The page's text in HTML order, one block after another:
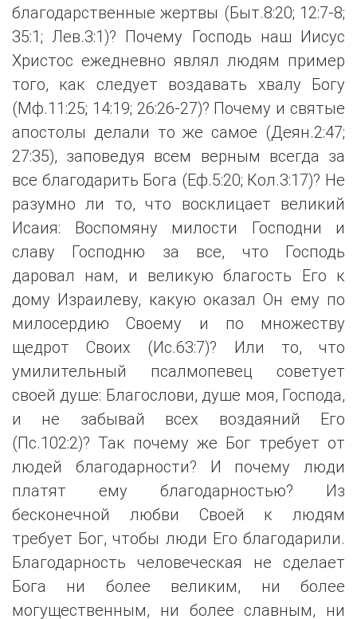
благодарственные жертвы (Быт.8:20; 12:7-8;
35:1; Лев.3:1)? Почему Господь наш Иисус
Христос ежедневно являл людям пример
того, как следует воздавать хвалу Богу
(Мф.11:25; 14:19; 26:26-27)? Почему и святые
апостолы делали то же самое (Деян.2:47;
27:35), заповедуя всем верным всегда за
все благодарить Бога (Еф.5:20; Кол.3:17)? Не
разумно ли то, что восклицает великий
Исаия: Воспомяну милости Господни и
славу Господню за все, что Господь
даровал нам, и великую благость Его к
дому Израилеву, какую оказал Он ему по
милосердию Своему и по множеству
щедрот Своих (Ис.63:7)? Или то, что
умилительный псалмопевец советует
своей душе: Благослови, душе моя, Господа,
и не забывай всех воздаяний Его
(Пс.102:2)? Так почему же Бог требует от
людей благодарности? И почему люди
платят ему благодарностью? Из
бесконечной любви Своей к людям
требует Бог, чтобы люди Его благодарили.
Благодарность человеческая не сделает
Бога ни более великим, ни более
могущественным, ни более славным, ни